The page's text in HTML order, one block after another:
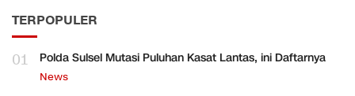
TERPOPULER
01 Polda Sulsel Mutasi Puluhan Kasat Lantas, ini Daftarnya
News